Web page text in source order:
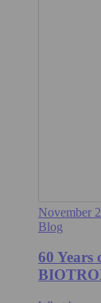
November
Blog
60 Years